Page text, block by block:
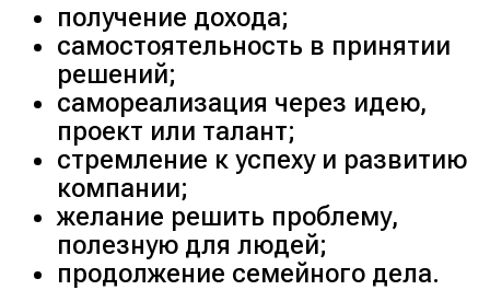
получение дохода;
самостоятельность в принятии
решений;
самореализация через идею,
проект или талант;
стремление к успеху и развитию
компании;
желание решить проблему,
полезную для людей;
продолжение семейного дела.